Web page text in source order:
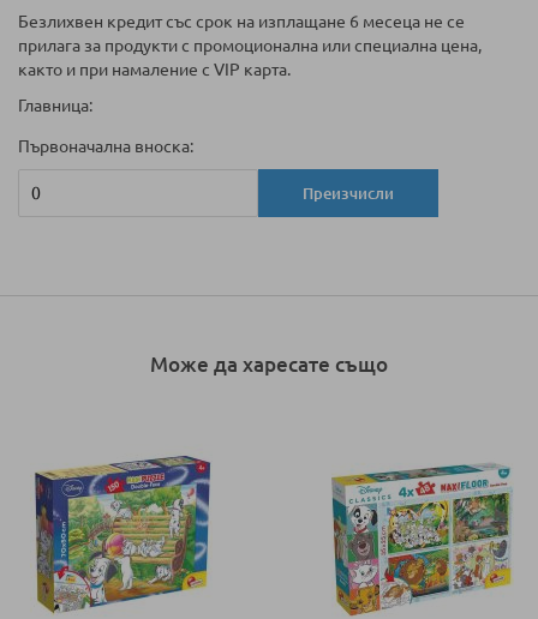
Безлихвен кредит със срок на изплащане 6 месеца не се
прилага за продукти с промоционална или специална цена,
както и при намаление с VIP карта.
Главница:
Първоначална вноска:
Преизчисли
Може да харесате също